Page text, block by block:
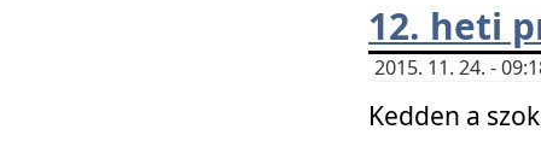
12. heti
2015. 11. 24. -
Kedden a